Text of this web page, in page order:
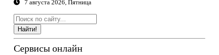
7 августа 2026, Пятница
Найти!
Сервисы онлайн